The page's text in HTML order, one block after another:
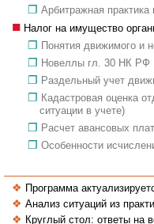
Арбитражная
Налог на имущество
Понятия движимого и
Новеллы гл. 30 НК РФ
Раздельный учет
Кадастровая оценка
ситуации в учете)
Расчет авансовых
Особенности
Программа
Анализ ситуаций из
Круглый стол: ответы на